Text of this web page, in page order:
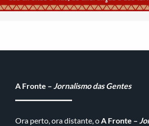
A Fronte – Jornalismo das Gentes
Ora perto, ora distante, oA Fronte –